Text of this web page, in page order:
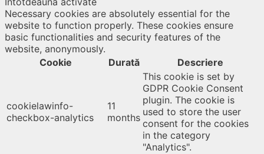
Necessary cookies are absolutely essential for the
website to function properly. These cookies ensure
basic functionalities and security features of the
website, anonymously.
Cookie
Durată Descriere
cookielawinfo-
checkbox-analytics
11
months
This cookie is set by
GDPR Cookie Consent
plugin. The cookie is
used to store the user
consent for the cookies
in the category
"Analytics".